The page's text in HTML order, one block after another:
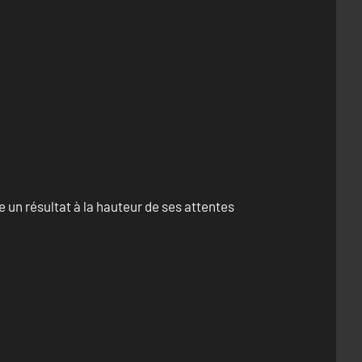
résultat à la hauteur de ses attentes